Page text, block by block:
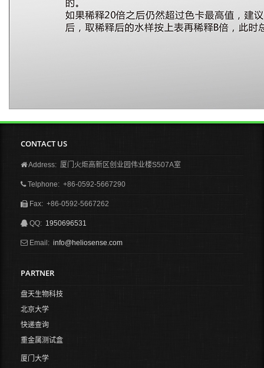
CONTACT US
Address: 厦门火炬高新区创业园伟业楼S507A室
Telphone: +86-0592-5667290
Fax: +86-0592-5667262
QQ: 1950696531
Email: info@heliosense.com
PARTNER
盘天生物科技
北京大学
快递查询
重金属测试盒
厦门大学